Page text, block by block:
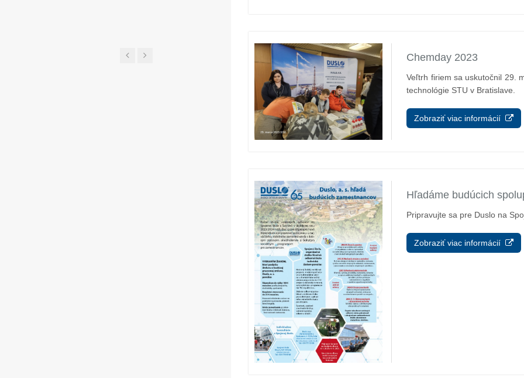
Chemday 2023
Veľtrh firiem sa uskutočnil 29.
technológie STU v Bratislave.
Zobraziť viac informácií
Hľadáme budúcich
Pripravujte sa pre Duslo na
Zobraziť viac informácií